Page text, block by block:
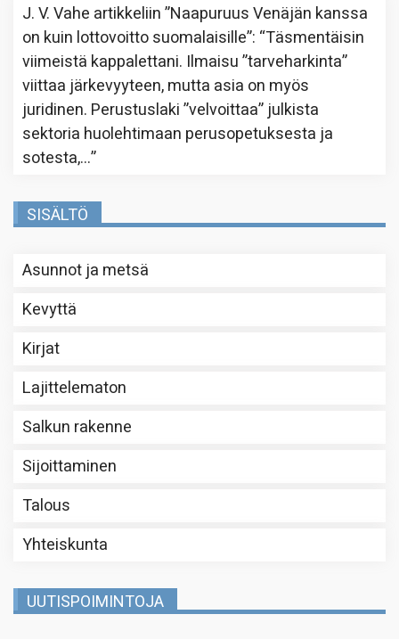
J. V. Vahe artikkeliin”Naapuruus Venäjän kanssa
on kuin lottovoitto suomalaisille”: “Täsmentäisin
viimeistä kappalettani. Ilmaisu ”tarveharkinta”
viittaa järkevyyteen, mutta asia on myös
juridinen. Perustuslaki ”velvoittaa” julkista
sektoria huolehtimaan perusopetuksesta ja
sotesta,…”
SISÄLTÖ
Asunnot ja metsä
Kevyttä
Kirjat
Lajittelematon
Salkun rakenne
Sijoittaminen
Talous
Yhteiskunta
UUTISPOIMINTOJA